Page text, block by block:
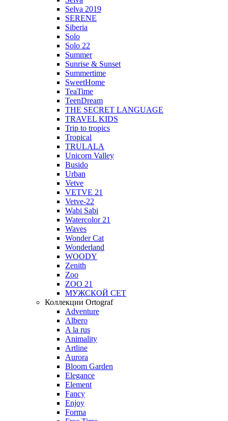
Selva 2019
SERENE
Siberia
Solo
Solo 22
Summer
Sunrise & Sunset
Summertime
SweetHome
TeaTime
TeenDream
THE SECRET LANGUAGE
TRAVEL KIDS
Trip to tropics
Tropical
TRULALA
Unicorn Valley
Busido
Urban
Vetve
VETVE 21
Vetve-22
Wabi Sabi
Watercolor 21
Waves
Wonder Cat
Wonderland
WOODY
Zenith
Zoo
ZOO 21
МУЖСКОЙ СЕТ
Коллекции Ortograf
Adventure
Albero
A la rus
Animality
Artline
Aurora
Bloom Garden
Elegance
Element
Fancy
Enjoy
Forma